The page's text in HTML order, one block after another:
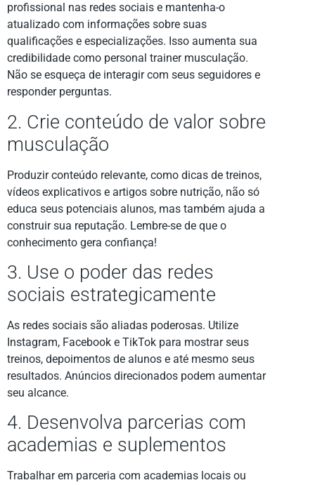
profissional nas redes sociais e mantenha-o
atualizado com informações sobre suas
qualificações e especializações. Isso aumenta sua
credibilidade como personal trainer musculação.
Não se esqueça de interagir com seus seguidores e
responder perguntas.
2. Crie conteúdo de valor sobre
musculação
Produzir conteúdo relevante, como dicas de treinos,
vídeos explicativos e artigos sobre nutrição, não só
educa seus potenciais alunos, mas também ajuda a
construir sua reputação. Lembre-se de que o
conhecimento gera confiança!
3. Use o poder das redes
sociais estrategicamente
As redes sociais são aliadas poderosas. Utilize
Instagram, Facebook e TikTok para mostrar seus
treinos, depoimentos de alunos e até mesmo seus
resultados. Anúncios direcionados podem aumentar
seu alcance.
4. Desenvolva parcerias com
academias e suplementos
Trabalhar em parceria com academias locais ou